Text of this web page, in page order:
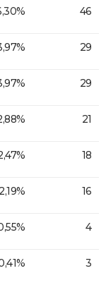
46
29
29
21
18
2,19% 16
4
3